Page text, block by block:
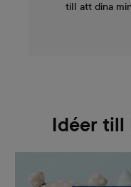
till att dina
Idéer till